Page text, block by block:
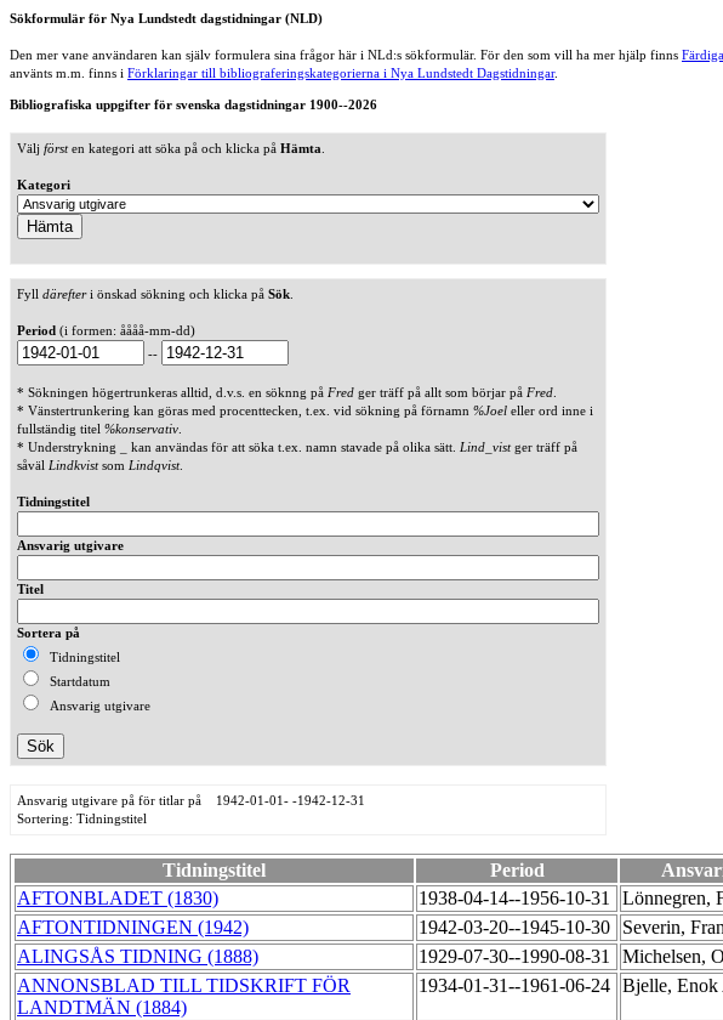
Sökformulär för Nya Lundstedt dagstidningar (NLD)
Den mer vane användaren kan själv formulera sina frågor här i NLd:s sökformulär. För den som vill ha mer hjälp finns
använts m.m. finns i Förklaringar till bibliograferingskategorierna i Nya Lundstedt Dagstidningar.
Bibliografiska uppgifter för svenska dagstidningar 1900--2026
Välj försten kategori att söka på och klicka på Hämta
Kategori
Fyll därefteri önskad sökning och klicka på Sök
Period (i formen: åååå-mm-dd)
--
* Sökningen högertrunkeras alltid, d.v.s. en söknng på Fred ger träff på allt som börjar på Fred
* Vänstertrunkering kan göras med procenttecken, t.ex. vid sökning på förnamn %Joel eller ord inne i
fullständig titel %konservativ
* Understrykning _ kan användas för att söka t.ex. namn stavade på olika sätt. Lind_vistger träff på
såväl Lindkvistsom Lindqvist.
Tidningstitel
Ansvarig utgivare
Titel
Sortera på
Tidningstitel
Startdatum
Ansvarig utgivare
Ansvarig utgivare på för titlar på 1942-01-01- -1942-12-31
Sortering: Tidningstitel
Tidningstitel Period
AFTONBLADET (1830) 1938-04-14--1956-10-31 Lönnegren,
AFTONTIDNINGEN (1942) 1942-03-20--1945-10-30 Severin,
ALINGSÅS TIDNING (1888) 1929-07-30--1990-08-31 Michelsen,
ANNONSBLAD TILL TIDSKRIFT FÖR
LANDTMÄN (1884)
1934-01-31--1961-06-24 Bjelle, Enok